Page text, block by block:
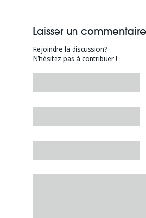
Laisser un commentaire
Rejoindre la discussion?
N’hésitez pas à contribuer !